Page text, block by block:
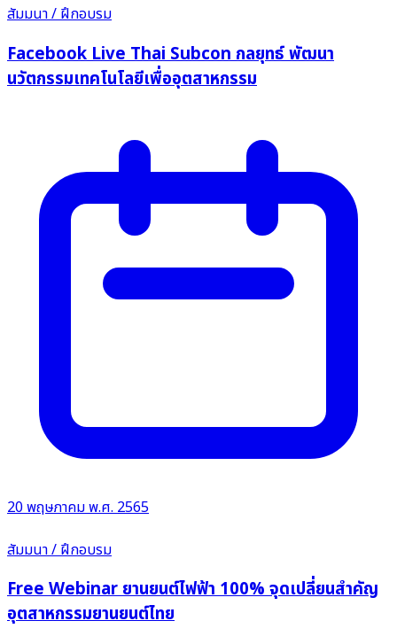
สัมมนา / ฝึกอบรม
Facebook Live Thai Subcon กลยุทธ์ พัฒนา
นวัตกรรมเทคโนโลยีเพื่ออุตสาหกรรม
20 พฤษภาคม พ.ศ. 2565
สัมมนา / ฝึกอบรม
Free Webinar ยานยนต์ไฟฟ้า 100% จุดเปลี่ยนสำคัญ
อุตสาหกรรมยานยนต์ไทย